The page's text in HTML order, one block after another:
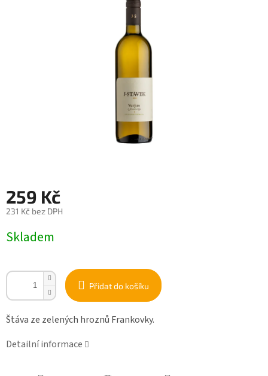
259 Kč
231 Kč bez DPH
cena:
Skladem
Přidat do košíku
Štáva ze zelených hroznů Frankovky.
Detailní informace